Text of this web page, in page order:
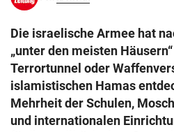
search
eingeben
© Krone Multimedia GmbH & Co
Muthgasse 2, 1190 Wien
Die israelische Armee hat
„unter den meisten
Terrortunnel oder
islamistischen Hamas
Mehrheit der Schulen,
und internationalen